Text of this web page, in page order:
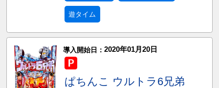
遊タイム
導入開始日： 2020年01月20日
ぱちんこ ウルトラ6兄弟